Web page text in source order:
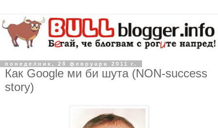
понеделник, 28 февруари 2011 г.
Как Google ми би шута (NON-success
story)